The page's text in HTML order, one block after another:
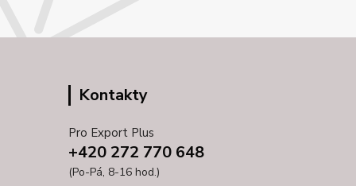
Kontakty
Pro Export Plus
+420 272 770 648
(Po-Pá, 8-16 hod.)